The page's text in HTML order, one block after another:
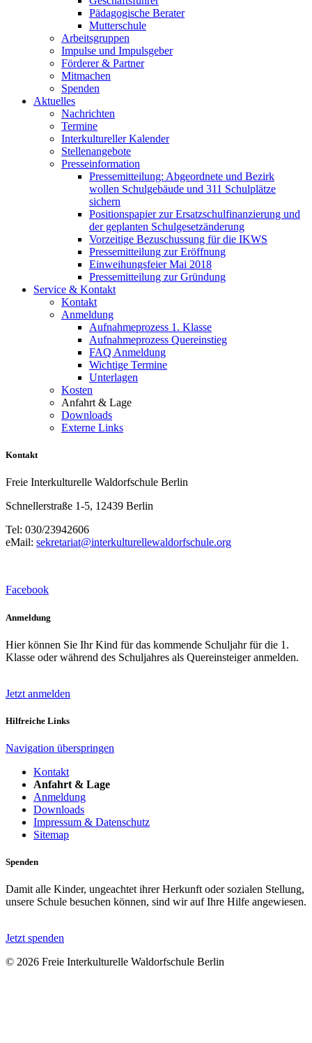
Pädagogische Berater
Mutterschule
Arbeitsgruppen
Impulse und Impulsgeber
Förderer & Partner
Mitmachen
Spenden
Aktuelles
Nachrichten
Termine
Interkultureller Kalender
Stellenangebote
Presseinformation
Pressemitteilung: Abgeordnete und Bezirk
wollen Schulgebäude und 311 Schulplätze
sichern
Positionspapier zur Ersatzschulfinanzierung und
der geplanten Schulgesetzänderung
Vorzeitige Bezuschussung für die IKWS
Pressemitteilung zur Eröffnung
Einweihungsfeier Mai 2018
Pressemitteilung zur Gründung
Service & Kontakt
Kontakt
Anmeldung
Aufnahmeprozess 1. Klasse
Aufnahmeprozess Quereinstieg
FAQ Anmeldung
Wichtige Termine
Unterlagen
Kosten
Anfahrt & Lage
Downloads
Externe Links
Kontakt
Freie Interkulturelle Waldorfschule Berlin
Schnellerstraße 1-5, 12439 Berlin
Tel: 030/23942606
eMail: sekretariat@interkulturellewaldorfschule.org
Facebook
Anmeldung
Hier können Sie Ihr Kind für das kommende Schuljahr für die 1.
Klasse oder während des Schuljahres als Quereinsteiger anmelden.
Jetzt anmelden
Hilfreiche Links
Navigation überspringen
Kontakt
Anfahrt & Lage
Anmeldung
Downloads
Impressum & Datenschutz
Sitemap
Spenden
Damit alle Kinder, ungeachtet ihrer Herkunft oder sozialen Stellung,
unsere Schule besuchen können, sind wir auf Ihre Hilfe angewiesen.
Jetzt spenden
© 2026 Freie Interkulturelle Waldorfschule Berlin